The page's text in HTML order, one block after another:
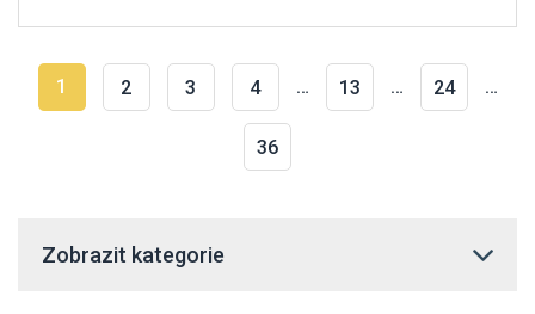
1 2 3 4 … 13 … 24 …
36
Zobrazit kategorie